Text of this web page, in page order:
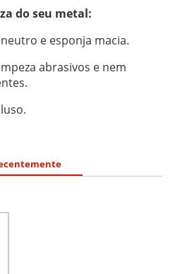
do seu metal:
e esponja macia.
abrasivos e nem